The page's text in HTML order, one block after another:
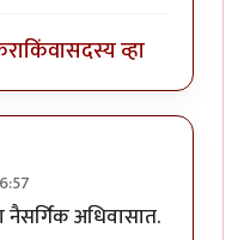
किंवासदस्य व्हा
नैसर्गिक अधिवासात.